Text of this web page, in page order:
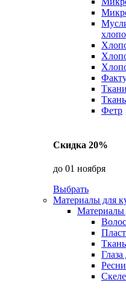
Фетр
Скидка 20%
до 01 ноября
Выбрать
Материалы для
Материалы